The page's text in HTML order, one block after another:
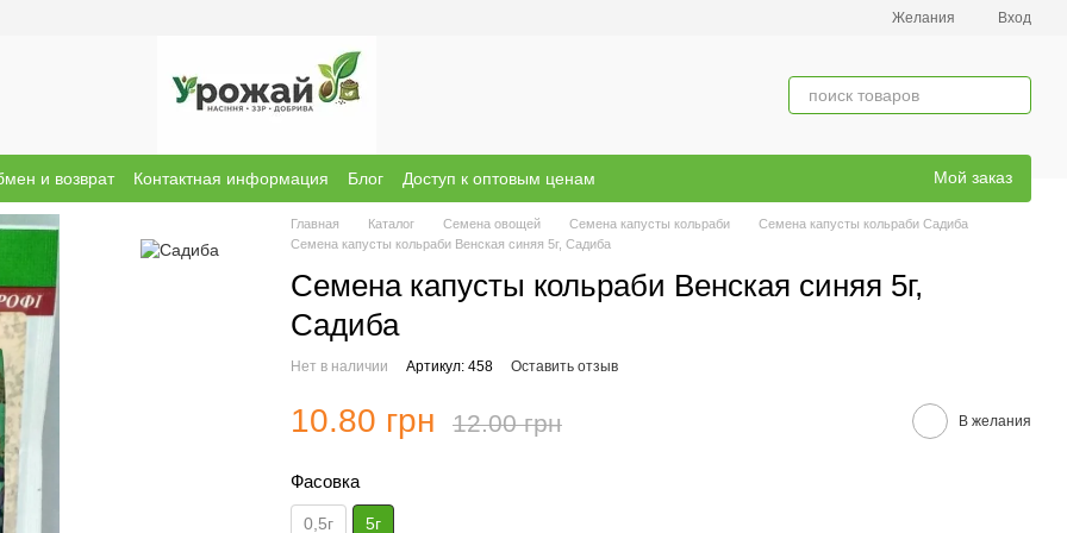
Желания Вход
и возврат Контактная информация Блог
Доступ к оптовым ценам
о магазине Бренди
Мой заказ
Главная Каталог Семена овощей Семена капусты кольраби
Семена капусты кольраби Садиба
Семена капусты кольраби Венская синяя 5г, Садиба
Семена капусты кольраби Венская синяя 5г,
Садиба
Нет в наличии Артикул: 458 Оставить отзыв
10.80 грн 12.00 грн В желания
Фасовка
0,5г 5г